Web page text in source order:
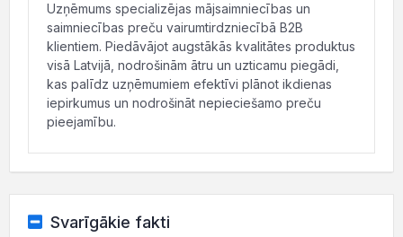
Uzņēmums specializējas mājsaimniecības un
saimniecības preču vairumtirdzniecībā B2B
klientiem. Piedāvājot augstākās kvalitātes produktus
visā Latvijā, nodrošinām ātru un uzticamu piegādi,
kas palīdz uzņēmumiem efektīvi plānot ikdienas
iepirkumus un nodrošināt nepieciešamo preču
pieejamību.
Svarīgākie fakti